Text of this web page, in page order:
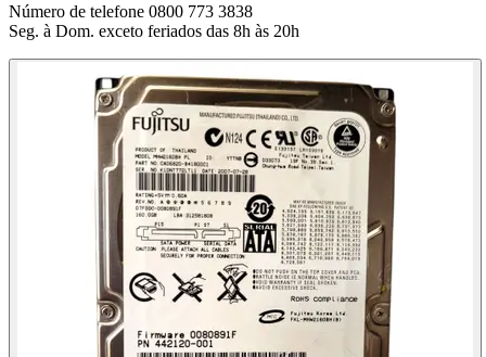
Número de telefone 0800 773 3838
Seg. à Dom. exceto feriados das 8h às 20h